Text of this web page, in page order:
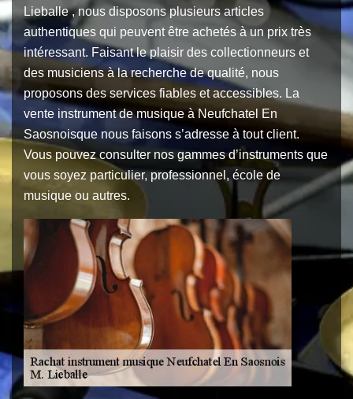
Lieballe , nous disposons plusieurs articles
authentiques qui peuvent être achetés à un prix très
intéressant. Faisant le plaisir des collectionneurs et
des musiciens à la recherche de qualité, nous
proposons des services fiables et accessibles. La
vente instrument de musique à Neufchatel En
Saosnoisque nous faisons s’adresse à tout client.
Vous pouvez consulter nos gammes d’instruments que
vous soyez particulier, professionnel, école de
musique ou autres.